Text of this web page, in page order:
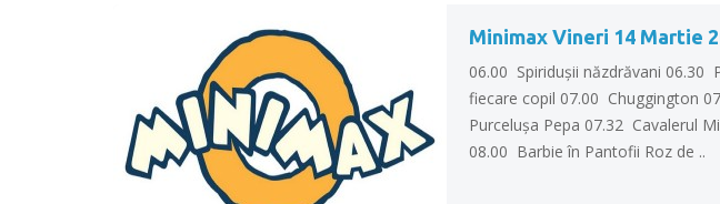
Minimax Vineri 14 Martie
06.00 Spiriduşii năzdrăvani 06.30
fiecare copil 07.00 Chuggington
Purceluşa Pepa 07.32 Cavalerul
08.00 Barbie în Pantofii Roz de ..